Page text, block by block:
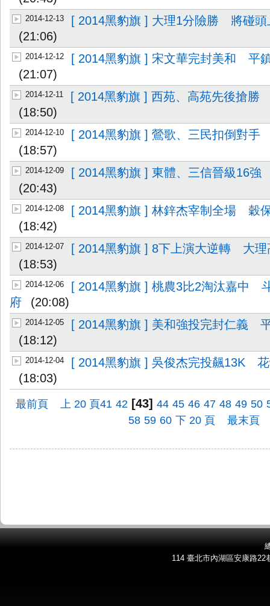
2014-12-13
[ 2014黑豹旗 ] 大理1分險勝 將碰頭
(21:06)
2014-12-12
[ 2014黑豹旗 ] 宋文華完封美和 平
(21:07)
2014-12-11
[ 2014黑豹旗 ] 西苑、高苑先後搶
(18:50)
2014-12-10
[ 2014黑豹旗 ] 鶯歌、三民扣倒對
(18:57)
2014-12-09
[ 2014黑豹旗 ] 東體、三信晉級16
(20:43)
2014-12-08
[ 2014黑豹旗 ] 林鋅杰宰制全場 穀
(18:42)
2014-12-07
[ 2014黑豹旗 ] 8下上演大逆轉 大理
(18:53)
2014-12-06
[ 2014黑豹旗 ] 桃農3比2淘汰嘉中
府
(20:08)
2014-12-05
[ 2014黑豹旗 ] 美和強投完封仁義
(18:12)
2014-12-04
[ 2014黑豹旗 ] 吳俊杰完投飆13K
(18:03)
最前頁 上 20 頁41 42 [43]44 45 46 47 48 49 50
58 59 60 下 20 頁 最末頁
114 臺北市內湖區安康路22